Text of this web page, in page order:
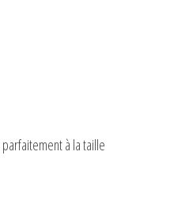
à la taille